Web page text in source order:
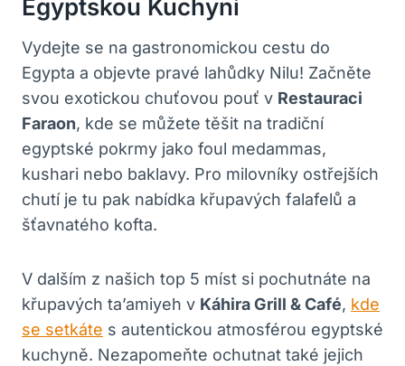
Egyptskou Kuchyni
Vydejte se na gastronomickou cestu do
Egypta a objevte pravé lahůdky Nilu! Začněte
svou exotickou chuťovou pouť v Restauraci
Faraon, kde se můžete těšit na tradiční
egyptské pokrmy jako foul medammas,
kushari nebo baklavy. Pro milovníky ostřejších
chutí je tu pak nabídka křupavých falafelů a
šťavnatého kofta.
V dalším z našich top 5 míst si pochutnáte na
křupavých ta’amiyeh v Káhira Grill & Café, kde
se setkáte s autentickou atmosférou egyptské
kuchyně. Nezapomeňte ochutnat také jejich